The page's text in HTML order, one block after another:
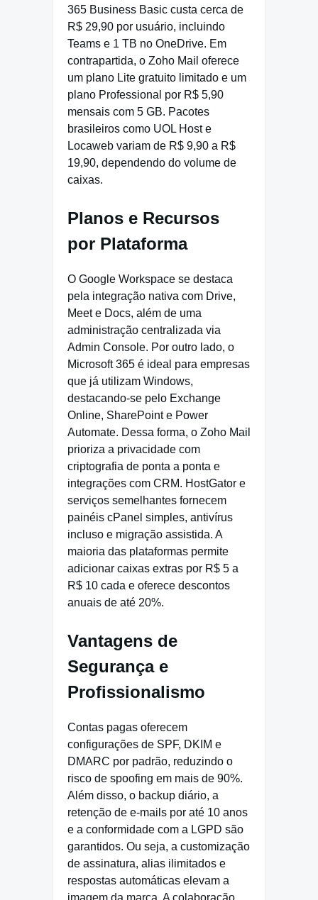
365 Business Basic custa cerca de
R$ 29,90 por usuário, incluindo
Teams e 1 TB no OneDrive. Em
contrapartida, o Zoho Mail oferece
um plano Lite gratuito limitado e um
plano Professional por R$ 5,90
mensais com 5 GB. Pacotes
brasileiros como UOL Host e
Locaweb variam de R$ 9,90 a R$
19,90, dependendo do volume de
caixas.
Planos e Recursos
por Plataforma
O Google Workspace se destaca
pela integração nativa com Drive,
Meet e Docs, além de uma
administração centralizada via
Admin Console. Por outro lado, o
Microsoft 365 é ideal para empresas
que já utilizam Windows,
destacando-se pelo Exchange
Online, SharePoint e Power
Automate. Dessa forma, o Zoho Mail
prioriza a privacidade com
criptografia de ponta a ponta e
integrações com CRM. HostGator e
serviços semelhantes fornecem
painéis cPanel simples, antivírus
incluso e migração assistida. A
maioria das plataformas permite
adicionar caixas extras por R$ 5 a
R$ 10 cada e oferece descontos
anuais de até 20%.
Vantagens de
Segurança e
Profissionalismo
Contas pagas oferecem
configurações de SPF, DKIM e
DMARC por padrão, reduzindo o
risco de spoofing em mais de 90%.
Além disso, o backup diário, a
retenção de e-mails por até 10 anos
e a conformidade com a LGPD são
garantidos. Ou seja, a customização
de assinatura, alias ilimitados e
respostas automáticas elevam a